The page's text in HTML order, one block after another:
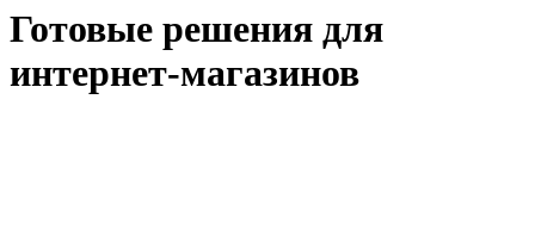
Готовые решения для
интернет-магазинов